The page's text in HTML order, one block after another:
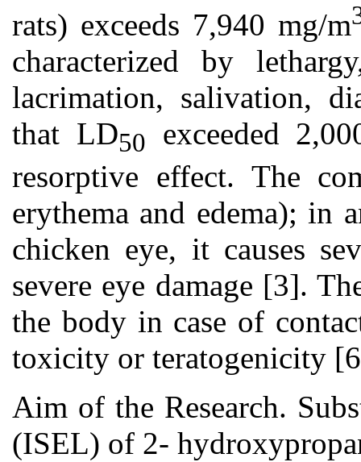
rats) exceeds 7,940 mg/m
characterized by
lacrimation, salivation,
that LD50
exceeded
resorptive effect. The
erythema and edema); in
chicken eye, it causes
severe eye damage [3].
the body in case of
toxicity or teratogenicity
Aim of the Research.
(ISEL) of 2-